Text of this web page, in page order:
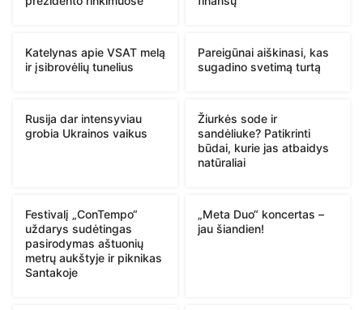
Katelynas apie VSAT melą
ir įsibrovėlių tunelius
Pareigūnai aiškinasi, kas
sugadino svetimą turtą
Rusija dar intensyviau
grobia Ukrainos vaikus
Žiurkės sode ir
sandėliuke? Patikrinti
būdai, kurie jas atbaidys
natūraliai
Festivalį „ConTempo“
uždarys sudėtingas
pasirodymas aštuonių
metrų aukštyje ir piknikas
Santakoje
„Meta Duo“ koncertas –
jau šiandien!